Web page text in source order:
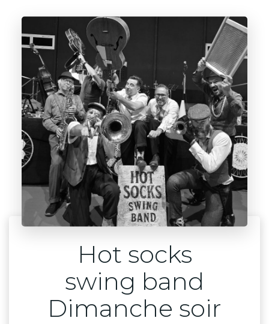
Hot socks
swing band
Dimanche soir